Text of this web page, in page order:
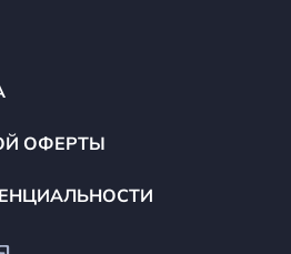
ОФЕРТЫ